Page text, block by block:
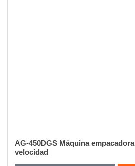
AG-450DGS Máquina
velocidad